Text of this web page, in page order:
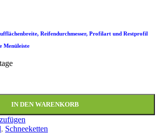
Reifendurchmesser, Profilart und Restprofil
Menüleiste
IN DEN WARENKORB
, Schneeketten